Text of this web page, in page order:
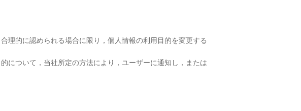
理的に認められる場合に限り，個人情報の利用目的を変更する
について，当社所定の方法により，ユーザーに通知し，または